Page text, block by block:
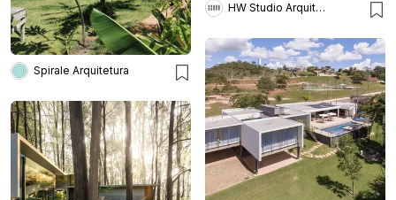
HW Studio Arquitectos
Spirale Arquitetura